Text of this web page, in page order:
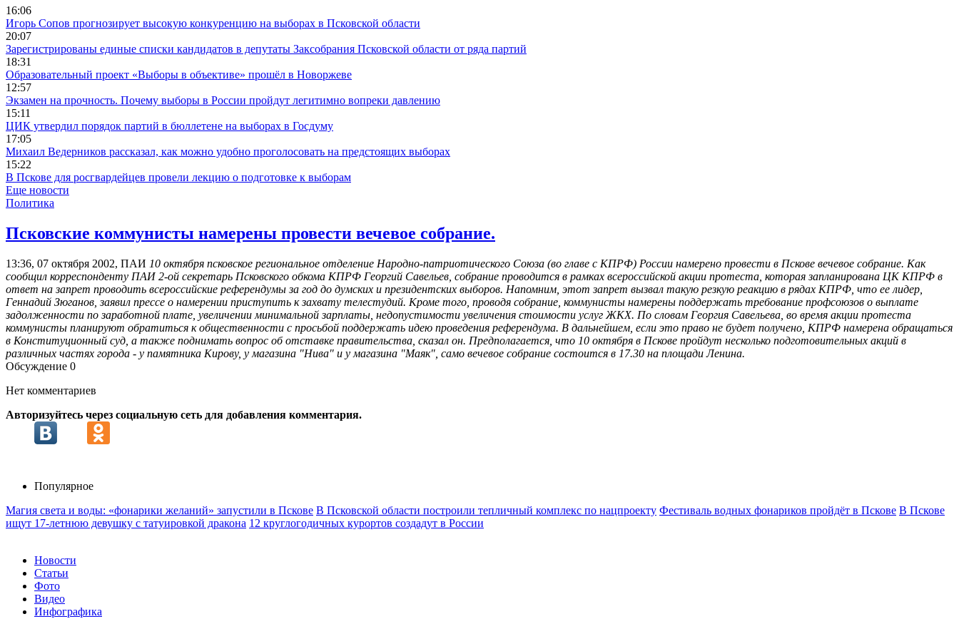
16:06
Игорь Сопов прогнозирует высокую конкуренцию на выборах в Псковской области
20:07
Зарегистрированы единые списки кандидатов в депутаты Заксобрания Псковской области от ряда партий
18:31
Образовательный проект «Выборы в объективе» прошёл в Новоржеве
12:57
Экзамен на прочность. Почему выборы в России пройдут легитимно вопреки давлению
15:11
ЦИК утвердил порядок партий в бюллетене на выборах в Госдуму
17:05
Михаил Ведерников рассказал, как можно удобно проголосовать на предстоящих выборах
15:22
В Пскове для росгвардейцев провели лекцию о подготовке к выборам
Еще новости
Политика
Псковские коммунисты намерены провести вечевое собрание.
13:36, 07 октября 2002, ПАИ 10 октября псковское региональное отделение Народно-патриотического Союза (во главе с КПРФ) России намерено провести в Пскове вечевое собрание. Как
сообщил корреспонденту ПАИ 2-ой секретарь Псковского обкома КПРФ Георгий Савельев, собрание проводится в рамках всероссийской акции протеста, которая запланирована ЦК КПРФ в
ответ на запрет проводить всероссийские референдумы за год до думских и президентских выборов. Напомним, этот запрет вызвал такую резкую реакцию в рядах КПРФ, что ее лидер,
Геннадий Зюганов, заявил прессе о намерении приступить к захвату телестудий. Кроме того, проводя собрание, коммунисты намерены поддержать требование профсоюзов о выплате
задолженности по заработной плате, увеличении минимальной зарплаты, недопустимости увеличения стоимости услуг ЖКХ. По словам Георгия Савельева, во время акции протеста
коммунисты планируют обратиться к общественности с просьбой поддержать идею проведения референдума. В дальнейшем, если это право не будет получено, КПРФ намерена обращаться
в Конституционный суд, а также поднимать вопрос об отставке правительства, сказал он. Предполагается, что 10 октября в Пскове пройдут несколько подготовительных акций в
различных частях города - у памятника Кирову, у магазина "Нива" и у магазина "Маяк", само вечевое собрание состоится в 17.30 на площади Ленина.
Обсуждение 0
Нет комментариев
Авторизуйтесь через социальную сеть для добавления комментария.
Популярное
Магия света и воды: «фонарики желаний» запустили в Пскове В Псковской области построили тепличный комплекс по нацпроекту Фестиваль водных фонариков пройдёт в Пскове В Пскове
ищут 17‑летнюю девушку с татуировкой дракона 12 круглогодичных курортов создадут в России
Новости
Статьи
Фото
Видео
Инфографика